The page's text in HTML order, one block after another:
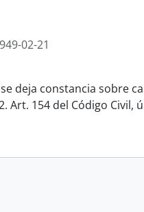
02-21
deja constancia sobre
Art. 154 del Código Civil,